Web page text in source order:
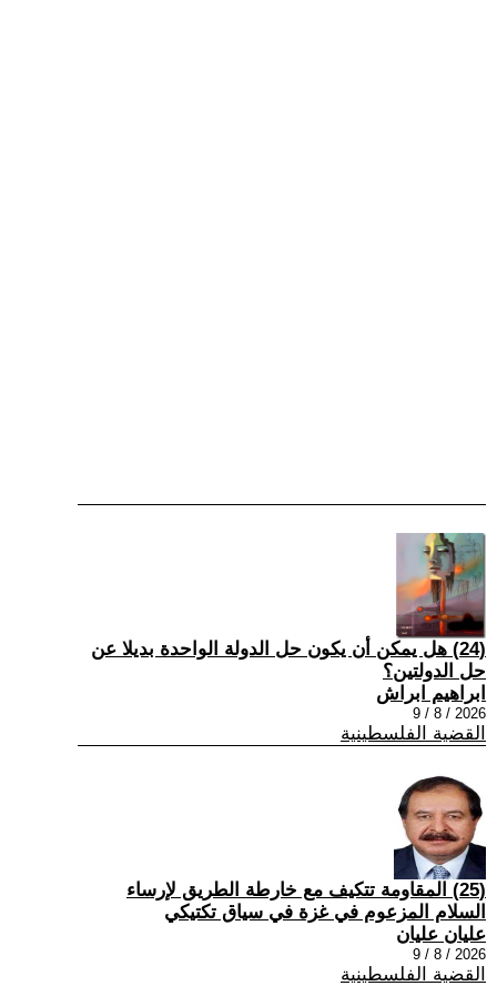
(24) هل يمكن أن يكون حل الدولة الواحدة بديلا عن
حل الدولتين؟
ابراهيم ابراش
2026 / 8 / 9
القضية الفلسطينية
(25) المقاومة تتكيف مع خارطة الطريق لإرساء
السلام المزعوم في غزة في سياق تكتيكي
عليان عليان
2026 / 8 / 9
القضية الفلسطينية